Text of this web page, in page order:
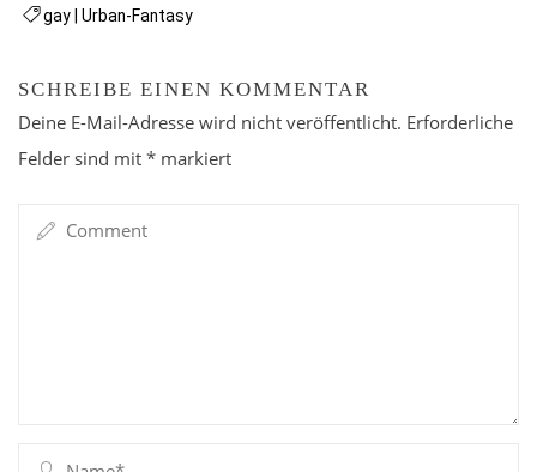
gay |Urban-Fantasy
SCHREIBE EINEN KOMMENTAR
Deine E-Mail-Adresse wird nicht veröffentlicht. Erforderliche
Felder sind mit* markiert